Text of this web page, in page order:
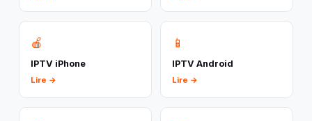
🍎
IPTV iPhone
Lire →
📱
IPTV Android
Lire →